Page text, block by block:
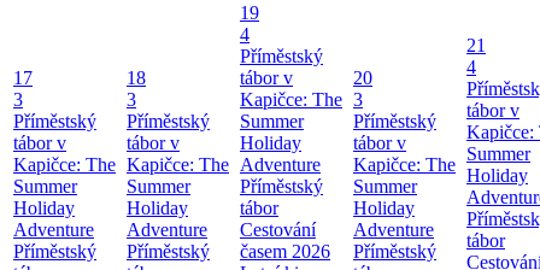
17
3
Příměstský
tábor v
Kapičce: The
Summer
Holiday
Adventure
Příměstský
18
3
Příměstský
tábor v
Kapičce: The
Summer
Holiday
Adventure
Příměstský
19
4
Příměstský
tábor v
Kapičce: The
Summer
Holiday
Adventure
Příměstský
tábor
Cestování
časem 2026
20
3
Příměstský
tábor v
Kapičce: The
Summer
Holiday
Adventure
Příměstský
21
4
tábor v
Kapičce:
Summer
Holiday
tábor